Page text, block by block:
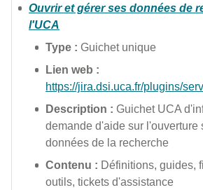
Ouvrir et gérer ses données de
l'UCA
Type : Guichet unique
Lien web :
https://jira.dsi.uca.fr/plugins/
Description : Guichet UCA
demande d'aide sur l'ouverture
données de la recherche
Contenu : Définitions, guides,
outils, tickets d'assistance